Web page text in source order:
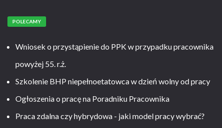
POLECAMY
Wniosek o przystąpienie do PPK w przypadku pracownika
powyżej 55. r.ż.
Szkolenie BHP niepełnoetatowca w dzień wolny od pracy
Ogłoszenia o pracę na Poradniku Pracownika
Praca zdalna czy hybrydowa - jaki model pracy wybrać?